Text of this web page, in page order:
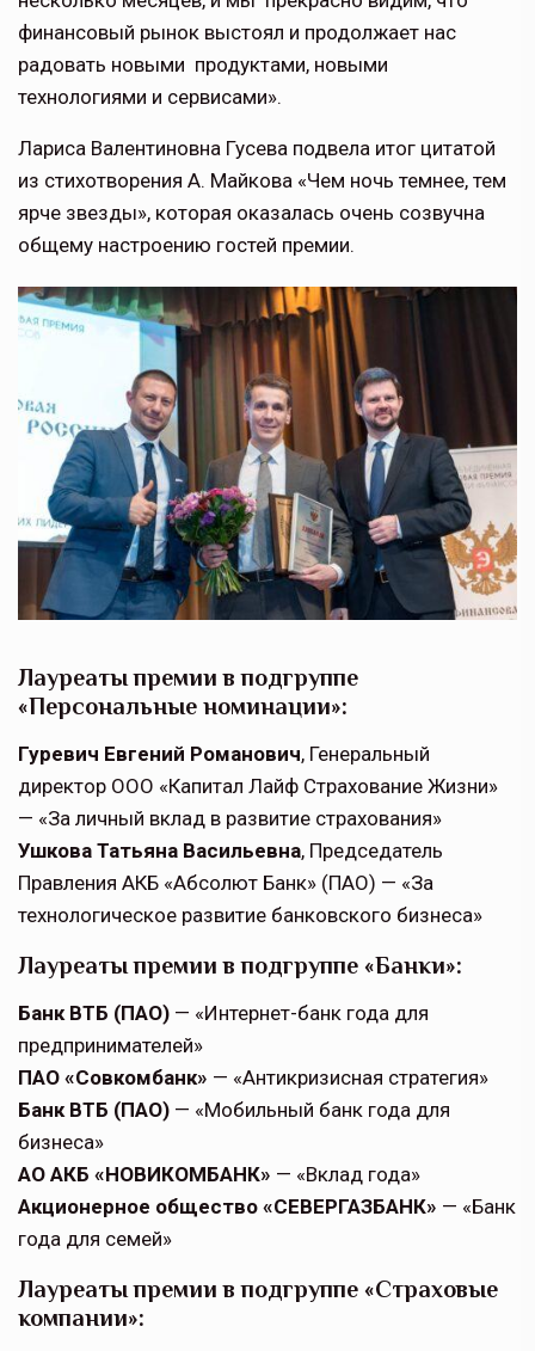
финансовый рынок выстоял и продолжает нас
радовать новыми продуктами, новыми
технологиями и сервисами».
Лариса Валентиновна Гусева подвела итог цитатой
из стихотворения А. Майкова «Чем ночь темнее, тем
ярче звезды», которая оказалась очень созвучна
общему настроению гостей премии.
Лауреаты премии в подгруппе
«Персональные номинации»:
Гуревич Евгений Романович, Генеральный
директор ООО «Капитал Лайф Страхование Жизни»
— «За личный вклад в развитие страхования»
Ушкова Татьяна Васильевна, Председатель
Правления АКБ «Абсолют Банк» (ПАО) — «За
технологическое развитие банковского бизнеса»
Лауреаты премии в подгруппе «Банки»:
Банк ВТБ (ПАО) — «Интернет-банк года для
предпринимателей»
ПАО «Совкомбанк» — «Антикризисная стратегия»
Банк ВТБ (ПАО) — «Мобильный банк года для
бизнеса»
АО АКБ «НОВИКОМБАНК» — «Вклад года»
Акционерное общество «СЕВЕРГАЗБАНК» — «Банк
года для семей»
Лауреаты премии в подгруппе «Страховые
компании»: